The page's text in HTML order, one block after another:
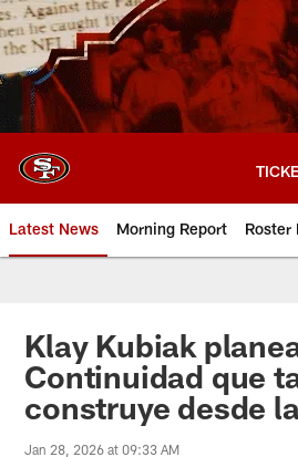
Skip
to
main
content
Latest News Morning Report Roster
Klay Kubiak
Continuidad que
construye desde
Jan 28, 2026 at 09:33 AM